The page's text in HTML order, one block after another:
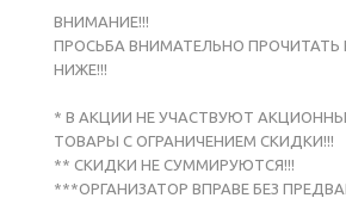
ВНИМАНИЕ!!!
ПРОСЬБА ВНИМАТЕЛЬНО ПРОЧИТАТЬ
НИЖЕ!!!
* В АКЦИИ НЕ УЧАСТВУЮТ
ТОВАРЫ С ОГРАНИЧЕНИЕМ СКИДКИ!!!
** СКИДКИ НЕ СУММИРУЮТСЯ!!!
***ОРГАНИЗАТОР ВПРАВЕ БЕЗ